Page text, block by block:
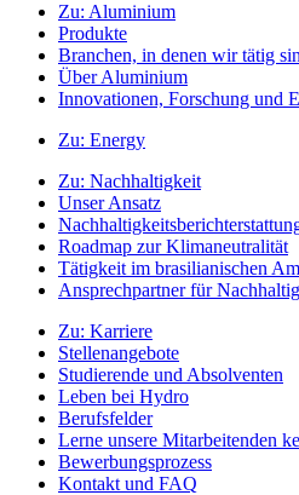
Zu: Aluminium
Produkte
Branchen, in denen wir tätig
Über Aluminium
Innovationen, Forschung und
Zu: Energy
Zu: Nachhaltigkeit
Unser Ansatz
Roadmap zur Klimaneutralität
Tätigkeit im brasilianischen
Ansprechpartner für
Zu: Karriere
Stellenangebote
Studierende und Absolventen
Leben bei Hydro
Berufsfelder
Lerne unsere Mitarbeitenden
Bewerbungsprozess
Kontakt und FAQ